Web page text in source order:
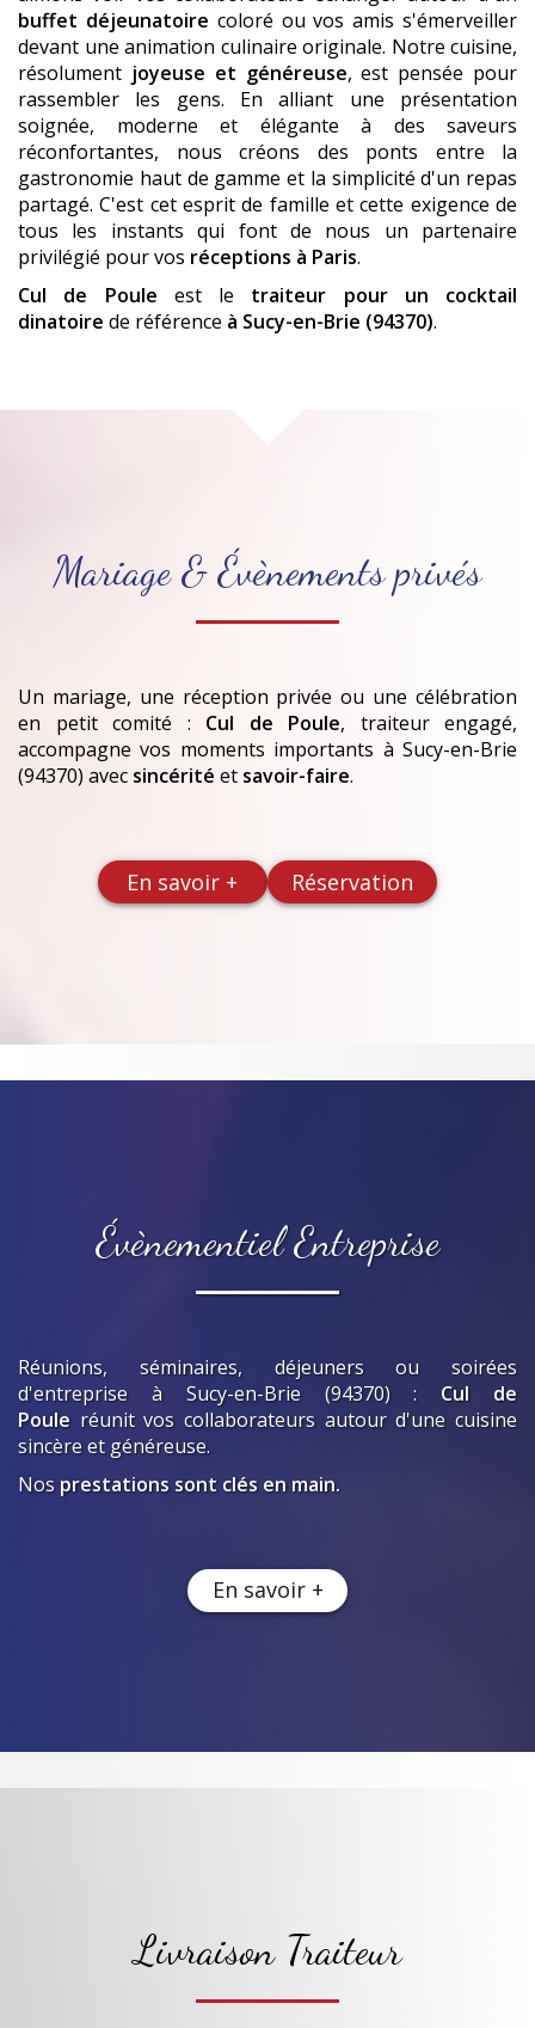
buffet déjeunatoire coloré ou vos amis s'émerveiller
devant une animation culinaire originale. Notre cuisine,
résolument joyeuse et généreuse, est pensée pour
rassembler les gens. En alliant une présentation
soignée, moderne et élégante à des saveurs
réconfortantes, nous créons des ponts entre la
gastronomie haut de gamme et la simplicité d'un repas
partagé. C'est cet esprit de famille et cette exigence de
tous les instants qui font de nous un partenaire
privilégié pour vos réceptions à Paris.
Cul de Poule est le traiteur pour un cocktail
dinatoire de référence à Sucy-en-Brie (94370).
Mariage & Évènements privés
Un mariage, une réception privée ou une célébration
en petit comité : Cul de Poule, traiteur engagé,
accompagne vos moments importants à Sucy-en-Brie
(94370) avec sincérité et savoir-faire.
En savoir + Réservation
Évènementiel Entreprise
Réunions, séminaires, déjeuners ou soirées
d'entreprise à Sucy-en-Brie (94370): Cul de
Poule réunit vos collaborateurs autour d'une cuisine
sincère et généreuse.
Nos prestations sont clés en main.
En savoir +
Livraison Traiteur